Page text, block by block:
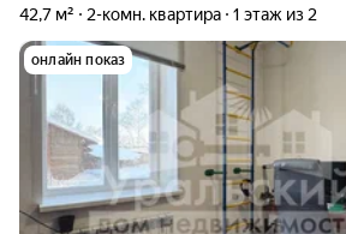
42,7 м² 2-комн. квартира 1 этаж из 2
онлайн показ